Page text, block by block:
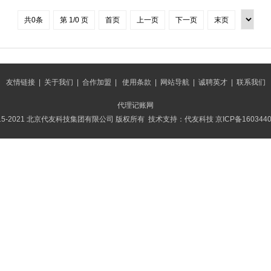
共0条 第 1/0 页 首页 上一页 下一页 末页
友情链接| 关于我们 合作加盟 使用条款 网站导航| 诚聘英才| 联系我们
代理记账网
2021 北京代友科技集团有限公司 版权所有 技术支持：代友科技 京ICP备